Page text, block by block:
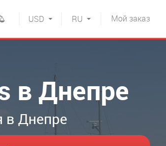
Мой заказ
RU
USD
в Днепре
в Днепре